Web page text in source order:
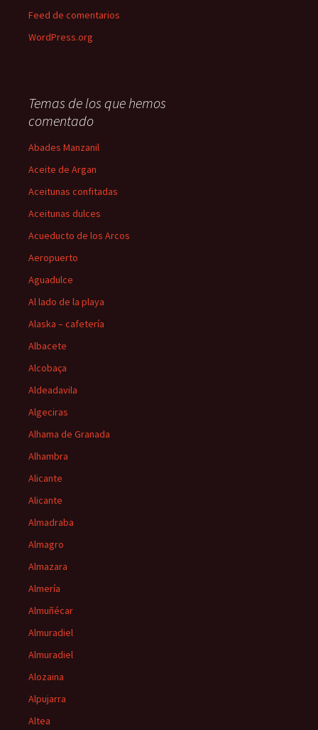
Feed de comentarios
WordPress.org
Temas de los que hemos
comentado
Abades Manzanil
Aceite de Argan
Aceitunas confitadas
Aceitunas dulces
Acueducto de los Arcos
Aeropuerto
Aguadulce
Al lado de la playa
Alaska – cafetería
Albacete
Alcobaça
Aldeadavila
Algeciras
Alhama de Granada
Alhambra
Alicante
Alicante
Almadraba
Almagro
Almazara
Almería
Almuñécar
Almuradiel
Almuradiel
Alozaina
Alpujarra
Altea